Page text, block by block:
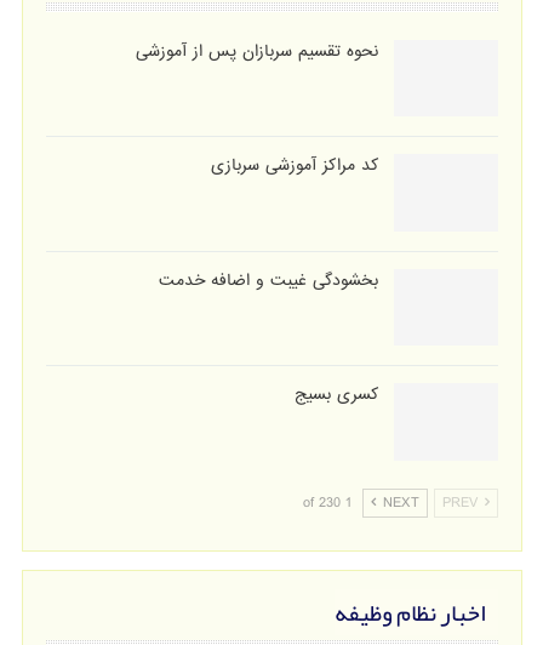
نحوه تقسیم سربازان پس از آموزشی
کد مراکز آموزشی سربازی
بخشودگی غیبت و اضافه خدمت
کسری بسیج
PREV
NEXT
1 of 230
اخبار نظام وظیفه